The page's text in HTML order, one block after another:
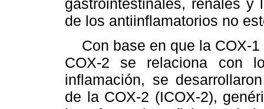
gastrointestinales, renales y
de los antiinflamatorios no
Con base en que la COX-1
COX-2 se relaciona con
inflamación, se
de la COX-2 (ICOX-2),